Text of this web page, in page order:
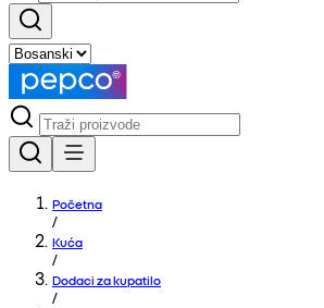
Početna
/
Kuća
/
Dodaci za kupatilo
/